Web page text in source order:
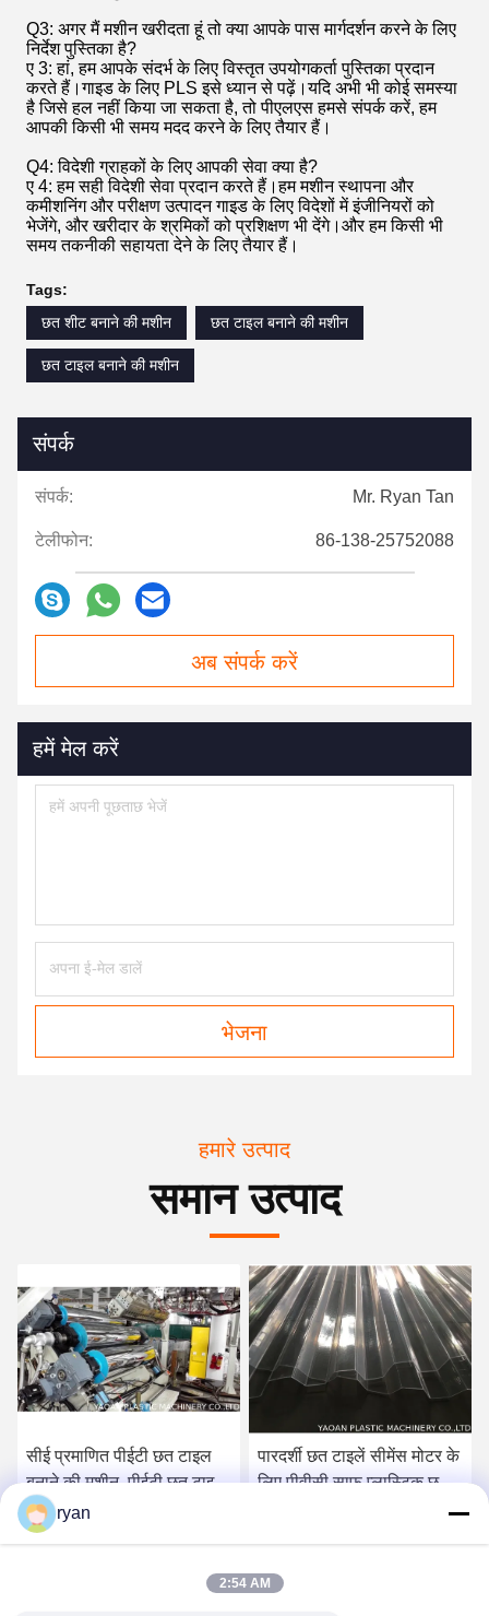
Q3: अगर मैं मशीन खरीदता हूं तो क्या आपके पास मार्गदर्शन करने के लिए
निर्देश पुस्तिका है?
ए 3: हां, हम आपके संदर्भ के लिए विस्तृत उपयोगकर्ता पुस्तिका प्रदान
करते हैं।गाइड के लिए PLS इसे ध्यान से पढ़ें।यदि अभी भी कोई समस्या
है जिसे हल नहीं किया जा सकता है, तो पीएलएस हमसे संपर्क करें, हम
आपकी किसी भी समय मदद करने के लिए तैयार हैं।
Q4: विदेशी ग्राहकों के लिए आपकी सेवा क्या है?
ए 4: हम सही विदेशी सेवा प्रदान करते हैं।हम मशीन स्थापना और
कमीशनिंग और परीक्षण उत्पादन गाइड के लिए विदेशों में इंजीनियरों को
भेजेंगे, और खरीदार के श्रमिकों को प्रशिक्षण भी देंगे।और हम किसी भी
समय तकनीकी सहायता देने के लिए तैयार हैं।
Tags:
छत शीट बनाने की मशीन
छत टाइल बनाने की मशीन
छत टाइल बनाने की मशीन
संपर्क
संपर्क: Mr. Ryan Tan
टेलीफोन: 86-138-25752088
अब संपर्क करें
हमें मेल करें
भेजना
हमारे उत्पाद
समान उत्पाद
सीई प्रमाणित पीईटी छत टाइल
बनाने की मशीन, पीईटी छत टाइल
विनिर्माण मशीन
पारदर्शी छत टाइलें सीमेंस मोटर के
लिए पीवीसी साफ़ प्लास्टिक छत
ryan
2:54 AM